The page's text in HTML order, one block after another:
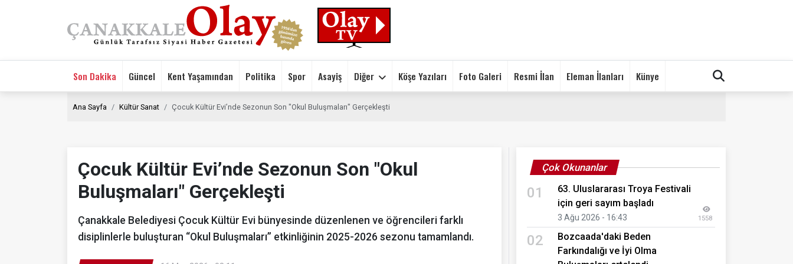
Son Dakika Güncel Kent Yaşamından Politika Spor Asayiş Diğer Köşe Yazıları Foto Galeri Resmi İlan Eleman İlanları Künye
Ana Sayfa Kültür Sanat Çocuk Kültür Evi’nde Sezonun Son "Okul Buluşmaları" Gerçekleşti
Çocuk Kültür Evi’nde Sezonun Son "Okul
Buluşmaları" Gerçekleşti
Çanakkale Belediyesi Çocuk Kültür Evi bünyesinde düzenlenen ve öğrencileri farklı
disiplinlerle buluşturan “Okul Buluşmaları” etkinliğinin 2025-2026 sezonu tamamlandı.
Çok Okunanlar
01
63. Uluslararası Troya Festivali
için geri sayım başladı
3 Ağu 2026 - 16:43 1558
02
Bozcaada'daki Beden
Farkındalığı ve İyi Olma